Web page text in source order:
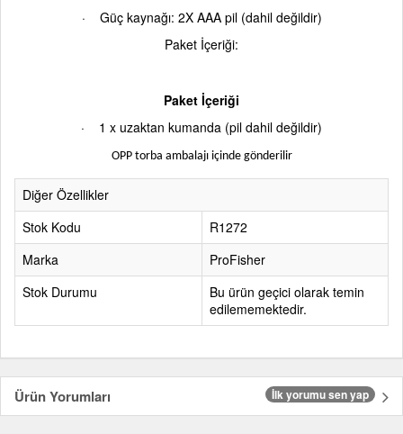
·
Güç kaynağı: 2X AAA pil (dahil değildir)
Paket İçeriği:
Paket İçeriği
·
1 x uzaktan kumanda (pil dahil değildir)
OPP torba ambalajı içinde gönderilir
Diğer Özellikler
Stok Kodu
R1272
Marka
ProFisher
Stok Durumu
Bu ürün geçici olarak temin
edilememektedir.
Ürün Yorumları İlk yorumu sen yap